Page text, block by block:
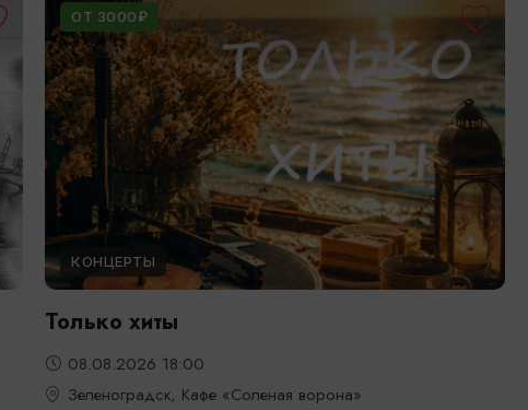
ОТ 3000₽
КОНЦЕРТЫ
Только хиты
08.08.2026 18:00
Зеленоградск, Кафе «Соленая ворона»